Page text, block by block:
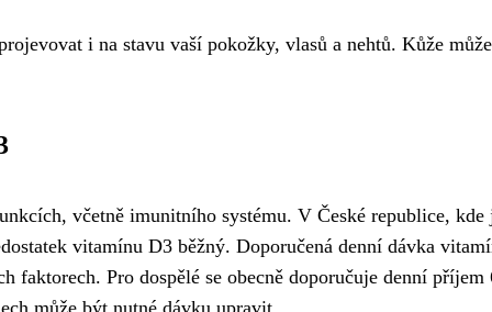
i na stavu vaší pokožky, vlasů a nehtů. Kůže
včetně imunitního systému. V České republice, kde
vitamínu D3 běžný. Doporučená denní dávka
faktorech. Pro dospělé se obecně doporučuje denní příjem